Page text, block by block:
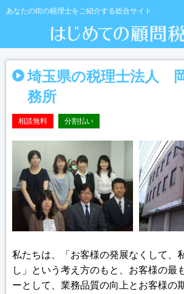
あなたの街の税理士をご紹介する総合サイト
埼玉県の税理士法人
務所
相談無料 分割払い
私たちは、「お客様の発展なくして、
し」という考え方のもと、お客様の最
ーとして、業務品質の向上とお客様の